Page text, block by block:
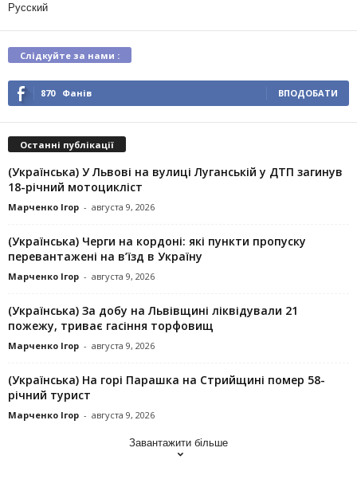
Русский
Слідкуйте за нами :
870 Фанів ВПОДОБАТИ
Останні публікації
(Українська) У Львові на вулиці Луганській у ДТП загинув
18-річний мотоцикліст
Марченко Ігор - августа 9, 2026
(Українська) Черги на кордоні: які пункти пропуску
перевантажені на в’їзд в Україну
Марченко Ігор - августа 9, 2026
(Українська) За добу на Львівщині ліквідували 21
пожежу, триває гасіння торфовищ
Марченко Ігор - августа 9, 2026
(Українська) На горі Парашка на Стрийщині помер 58-
річний турист
Марченко Ігор - августа 9, 2026
Завантажити більше